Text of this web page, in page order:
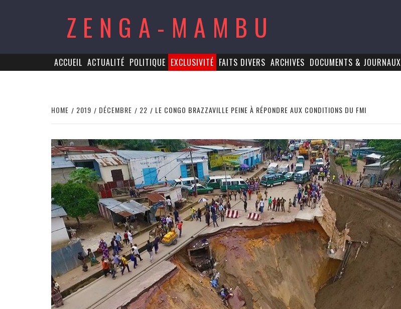
ZENGA-MAMBU
ACCUEIL ACTUALITÉ POLITIQUE EXCLUSIVITÉ FAITS DIVERS ARCHIVES DOCUMENTS & JOURNAUX
HOME 2019 DÉCEMBRE 22 LE CONGO BRAZZAVILLE PEINE À RÉPONDRE AUX CONDITIONS DU FMI